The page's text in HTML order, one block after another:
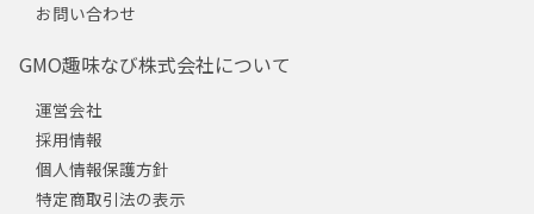
お問い合わせ
GMO趣味なび株式会社について
運営会社
採用情報
個人情報保護方針
特定商取引法の表示